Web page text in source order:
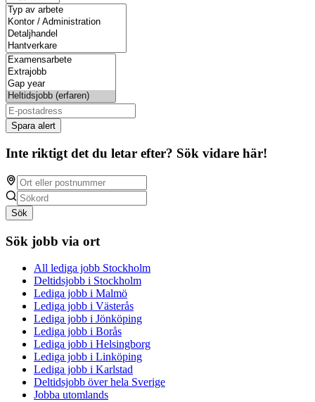
Spara alert
Inte riktigt det du letar efter? Sök vidare här!
Sök
Sök jobb via ort
All lediga jobb Stockholm
Deltidsjobb i Stockholm
Lediga jobb i Malmö
Lediga jobb i Västerås
Lediga jobb i Jönköping
Lediga jobb i Borås
Lediga jobb i Helsingborg
Lediga jobb i Linköping
Lediga jobb i Karlstad
Deltidsjobb över hela Sverige
Jobba utomlands